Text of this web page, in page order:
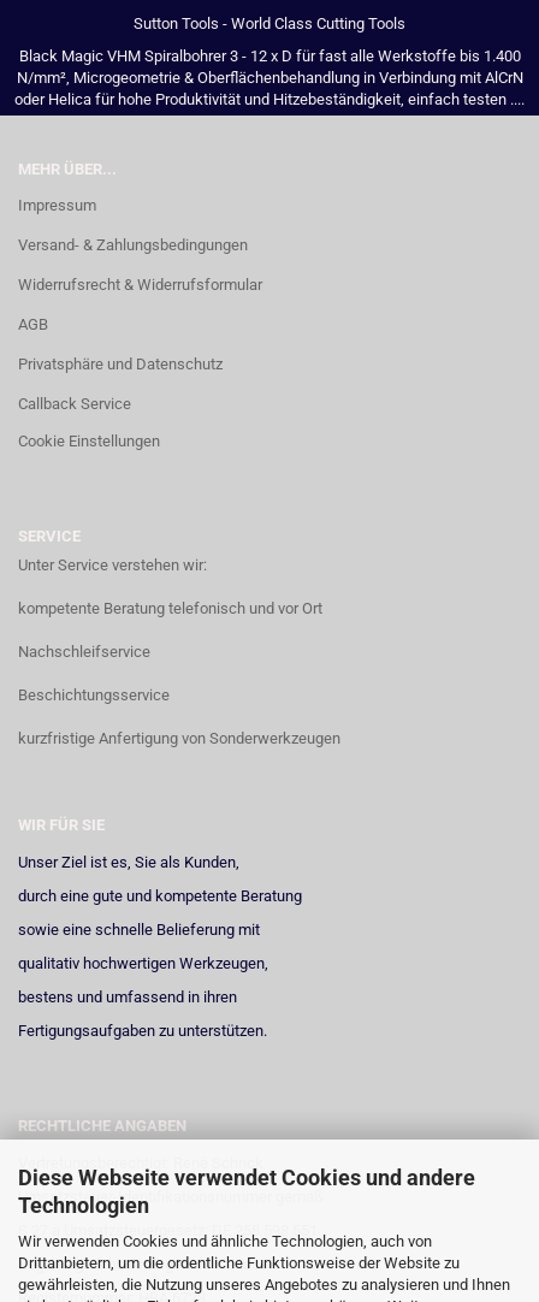
Diese Webseite verwendet Cookies und andere
Technologien
Wir verwenden Cookies und ähnliche Technologien, auch von
Drittanbietern, um die ordentliche Funktionsweise der Website zu
gewährleisten, die Nutzung unseres Angebotes zu analysieren und Ihnen
Sutton Tools - World Class Cutting Tools
Black Magic VHM Spiralbohrer 3 - 12 x D für fast alle Werkstoffe bis 1.400
N/mm², Microgeometrie & Oberflächenbehandlung in Verbindung mit AlCrN
oder Helica für hohe Produktivität und Hitzebeständigkeit, einfach testen ....
MEHR ÜBER...
Impressum
Versand- & Zahlungsbedingungen
Widerrufsrecht & Widerrufsformular
AGB
Privatsphäre und Datenschutz
Callback Service
Cookie Einstellungen
SERVICE
Unter Service verstehen wir:
kompetente Beratung telefonisch und vor Ort
Nachschleifservice
Beschichtungsservice
kurzfristige Anfertigung von Sonderwerkzeugen
WIR FÜR SIE
Unser Ziel ist es, Sie als Kunden,
durch eine gute und kompetente Beratung
sowie eine schnelle Belieferung mit
qualitativ hochwertigen Werkzeugen,
bestens und umfassend in ihren
Fertigungsaufgaben zu unterstützen.
RECHTLICHE ANGABEN
Umsatzsteuer-Identifikationsnummer gemäß
§ 27 a Umsatzsteuergesetz: DE 258 598 551
Registergericht: Amtsgericht Neuss
Registernummer: HRA 6723